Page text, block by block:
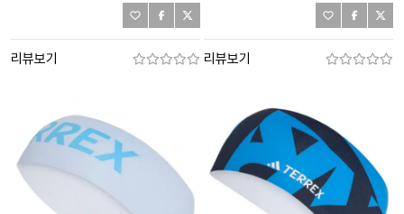
리뷰보기 리뷰보기